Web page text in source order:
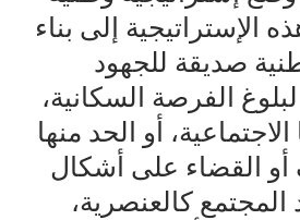
الإستراتيجية إلى بناء
صديقة للجهود
لبلوغ الفرصة السكانية،
أو الحد منها
أو القضاء على أشكال
المجتمع كالعنصرية،